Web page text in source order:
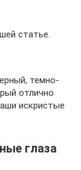
статье.
темно-
отлично
искристые
глаза